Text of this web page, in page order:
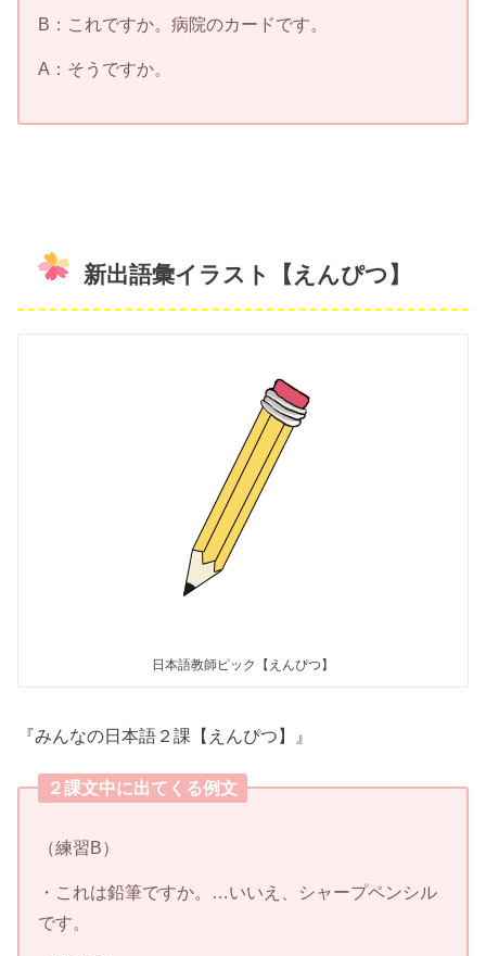
B：これですか。病院のカードです。
A：そうですか。
新出語彙イラスト【えんぴつ】
日本語教師ピック【えんぴつ】
『みんなの日本語２課【えんぴつ】』
２課文中に出てくる例文
（練習B）
・これは鉛筆ですか。…いいえ、シャープペンシル
です。